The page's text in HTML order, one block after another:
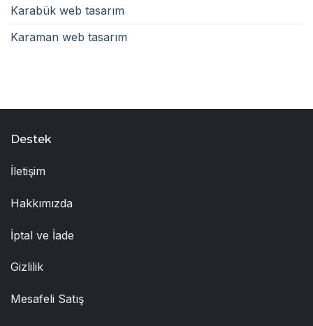
Karabük web tasarım
Karaman web tasarım
Destek
İletişim
Hakkımızda
İptal ve İade
Gizlilik
Mesafeli Satış